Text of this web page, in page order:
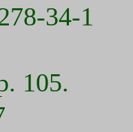
34-1
105.